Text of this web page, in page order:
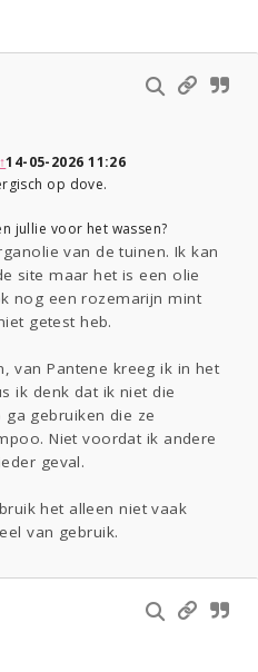
↑14-05-2026 11:26
op dove.
jullie voor het wassen?
van de tuinen. Ik kan
site maar het is een olie
nog een rozemarijn mint
getest heb.
van Pantene kreeg ik in het
ik denk dat ik niet die
gebruiken die ze
Niet voordat ik andere
geval.
het alleen niet vaak
van gebruik.